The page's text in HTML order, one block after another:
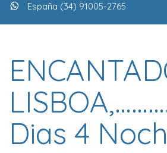
España (34) 91005-2765
Dias 4